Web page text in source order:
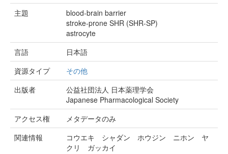
主題
blood-brain barrier
stroke-prone SHR (SHR-SP)
astrocyte
言語
日本語
資源タイプ
その他
出版者
公益社団法人 日本薬理学会
Japanese Pharmacological Society
アクセス権
メタデータのみ
関連情報
コウエキ シャダン ホウジン ニホン ヤ
クリ ガッカイ